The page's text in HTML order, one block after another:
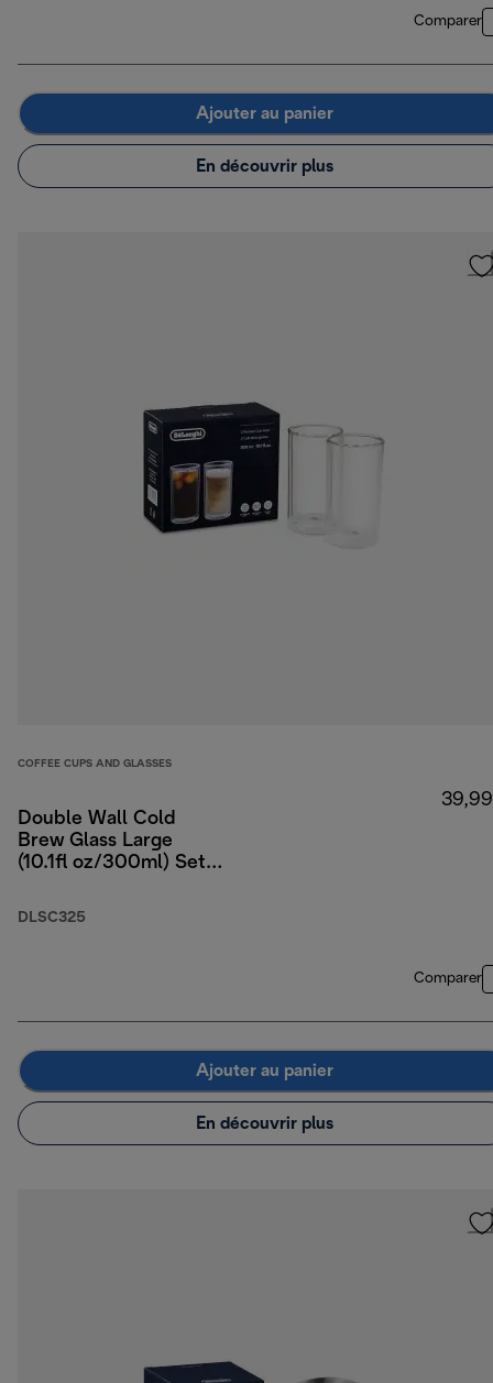
Comparer
Ajouter au panier
En découvrir plus
COFFEE CUPS AND GLASSES
Double Wall Cold
Brew Glass Large
(10.1fl oz/300ml) Set
DLSC325
Comparer
Ajouter au panier
En découvrir plus